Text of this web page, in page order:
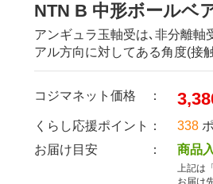
NTN B 中形ボールベ
アンギュラ玉軸受は､非分離軸
アル方向に対してある角度(接
コジマネット価格 ：
くらし応援ポイント：
338
お届け目安 ：
商品
上記は「
お届け